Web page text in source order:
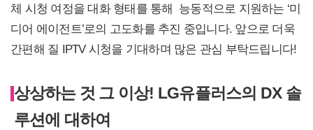
체 시청 여정을 대화 형태를 통해 능동적으로 지원하는 ‘미
디어 에이전트’로의 고도화를 추진 중입니다. 앞으로 더욱
간편해 질 IPTV 시청을 기대하며 많은 관심 부탁드립니다!
상상하는 것 그 이상! LG유플러스의 DX 솔
루션에 대하여